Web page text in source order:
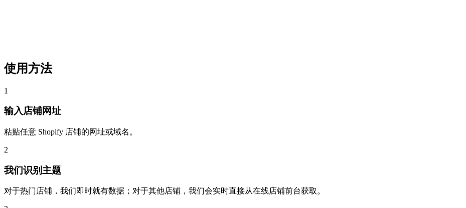
使用方法
1
输入店铺网址
粘贴任意 Shopify 店铺的网址或域名。
2
我们识别主题
对于热门店铺，我们即时就有数据；对于其他店铺，我们会实时直接从在线店铺前台获取。